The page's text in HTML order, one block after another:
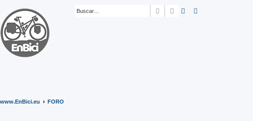
BuscarBúsqueda avanzada
www.EnBici.eu FORO